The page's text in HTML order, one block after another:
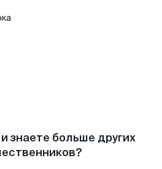
знаете больше других